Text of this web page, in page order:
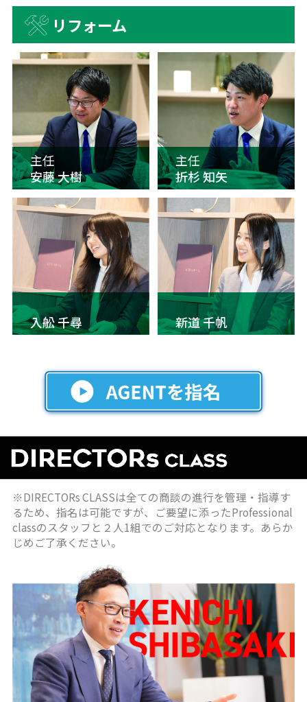
リフォーム
主任
安藤 大樹
主任
折杉 知矢
入舩 千尋 新道 千帆
※DIRECTORs CLASSは全ての商談の進行を管理・指導す
るため、指名は可能ですが、ご要望に添ったProfessional
classのスタッフと２人1組でのご対応となります。あらか
じめご了承ください。